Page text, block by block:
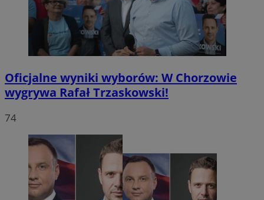
Oficjalne wyniki wyborów: W Chorzowie
wygrywa Rafał Trzaskowski!
74